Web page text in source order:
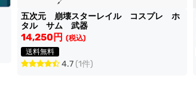
五次元 崩壊スターレイル コスプレ ホ
タル サム 武器
14,250円 (税込)
送料無料
4.7 (1件)